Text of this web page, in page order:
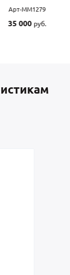
ММ1570
000 руб.